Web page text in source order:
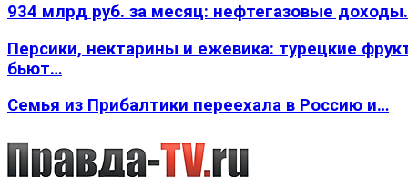
934 млрд руб. за месяц: нефтегазовые
Персики, нектарины и ежевика: турецкие
бьют…
Семья из Прибалтики переехала в Россию и…